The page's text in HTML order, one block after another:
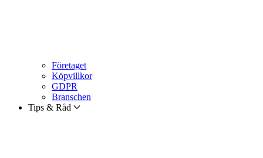
Företaget
Köpvillkor
GDPR
Branschen
Tips & Råd